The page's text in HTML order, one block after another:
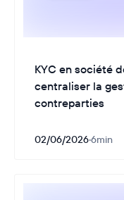
KYC en société
centraliser la
contreparties
02/06/2026·6min